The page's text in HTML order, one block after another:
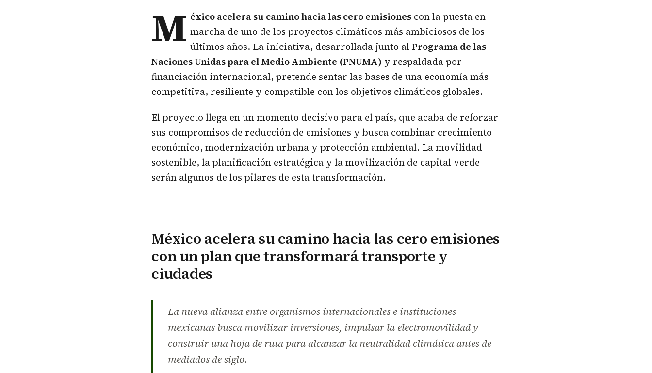
M éxico acelera su camino hacia las ceroemisiones con la puesta en
marcha de uno de los proyectos climáticos más ambiciosos de los
últimos años. La iniciativa, desarrollada junto alPrograma de las
Naciones Unidas para el Medio Ambiente (PNUMA) y respaldada por
financiación internacional, pretende sentar las bases de una economía más
competitiva, resiliente y compatible con los objetivos climáticos globales.
El proyecto llega en un momento decisivo para el país, que acaba de reforzar
sus compromisos de reducción de emisiones y busca combinar crecimiento
económico, modernización urbana y protección ambiental. La movilidad
sostenible, la planificación estratégica y la movilización de capital verde
serán algunos de los pilares de esta transformación.
México acelera su camino hacia las cero emisiones
con un plan que transformará transporte y
ciudades
La nueva alianza entre organismos internacionales e instituciones
mexicanas busca movilizar inversiones, impulsar la electromovilidad y
construir una hoja de ruta para alcanzar la neutralidad climática antes de
mediados de siglo.